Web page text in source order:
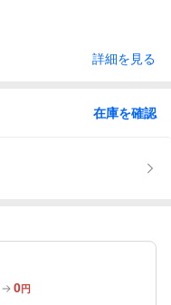
詳細を見る
在庫を確認
0円